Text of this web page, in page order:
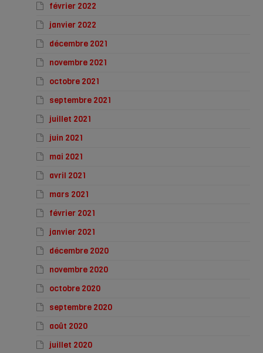
février 2022
janvier 2022
décembre 2021
novembre 2021
octobre 2021
septembre 2021
juillet 2021
juin 2021
mai 2021
avril 2021
mars 2021
février 2021
janvier 2021
décembre 2020
novembre 2020
octobre 2020
septembre 2020
août 2020
juillet 2020